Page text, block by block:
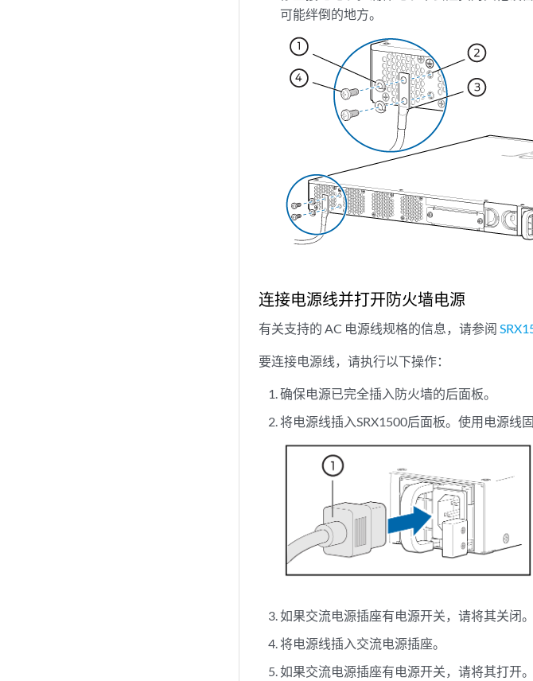
可能绊倒的地方。
连接电源线并打开防火墙电源
有关支持的 AC 电源线规格的信息，请参阅
要连接电源线，请执行以下操作：
确保电源已完全插入防火墙的后面板。
将电源线插入SRX1500后面板。使用电源线
如果交流电源插座有电源开关，请将其关闭。
将电源线插入交流电源插座。
如果交流电源插座有电源开关，请将其打开